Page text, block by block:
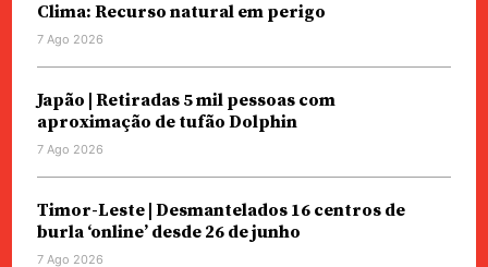
Clima: Recurso natural em perigo
7 Ago 2026
Japão | Retiradas 5 mil pessoas com
aproximação de tufão Dolphin
7 Ago 2026
Timor-Leste | Desmantelados 16 centros de
burla ‘online’ desde 26 de junho
7 Ago 2026